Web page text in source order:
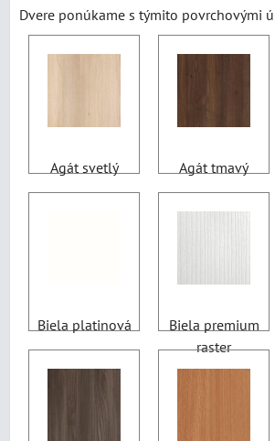
Dvere ponúkame s týmito povrchovými
Agát svetlý Agát tmavý
Biela platinová
Biela premium
raster